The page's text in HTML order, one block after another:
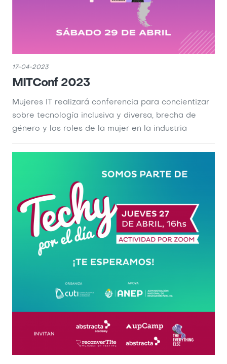
17-04-2023
MITConf 2023
Mujeres IT realizará conferencia para concientizar
sobre tecnología inclusiva y diversa, brecha de
género y los roles de la mujer en la industria